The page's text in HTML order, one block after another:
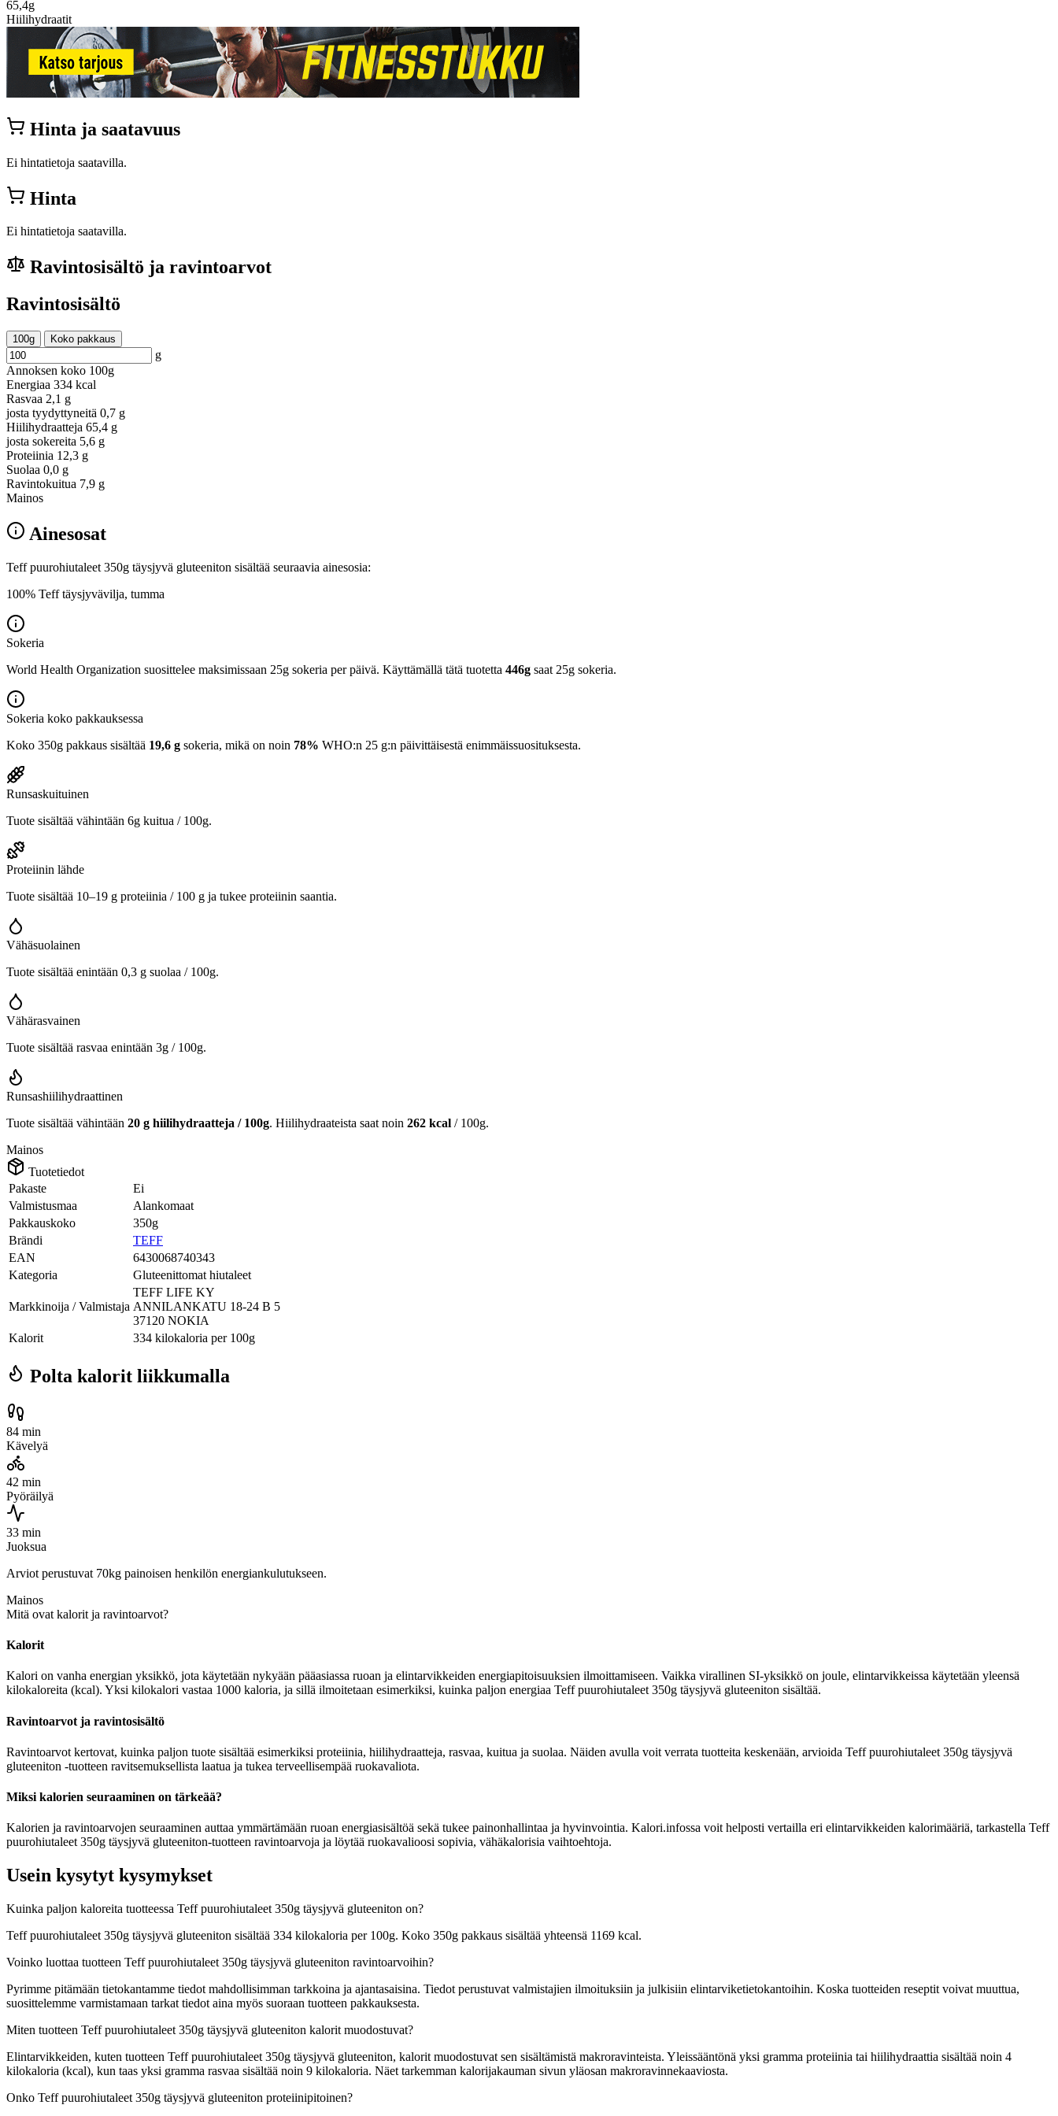
65,4g
Hiilihydraatit
Hinta ja saatavuus
Ei hintatietoja saatavilla.
Hinta
Ei hintatietoja saatavilla.
Ravintosisältö ja ravintoarvot
Ravintosisältö
100g Koko pakkaus
g
Annoksen koko 100g
Energiaa 334 kcal
Rasvaa 2,1 g
josta tyydyttyneitä 0,7 g
Hiilihydraatteja 65,4 g
josta sokereita 5,6 g
Proteiinia 12,3 g
Suolaa 0,0 g
Ravintokuitua 7,9 g
Mainos
Ainesosat
Teff puurohiutaleet 350g täysjyvä gluteeniton sisältää seuraavia ainesosia:
100% Teff täysjyvävilja, tumma
Sokeria
World Health Organization suosittelee maksimissaan 25g sokeria per päivä. Käyttämällä tätä tuotetta 446g saat 25g sokeria.
Sokeria koko pakkauksessa
Koko 350g pakkaus sisältää 19,6 g sokeria, mikä on noin 78% WHO:n 25 g:n päivittäisestä enimmäissuosituksesta.
Runsaskuituinen
Tuote sisältää vähintään 6g kuitua / 100g.
Proteiinin lähde
Tuote sisältää 10–19 g proteiinia / 100 g ja tukee proteiinin saantia.
Vähäsuolainen
Tuote sisältää enintään 0,3 g suolaa / 100g.
Vähärasvainen
Tuote sisältää rasvaa enintään 3g / 100g.
Runsashiilihydraattinen
Tuote sisältää vähintään 20 g hiilihydraatteja / 100g. Hiilihydraateista saat noin 262 kcal / 100g.
Mainos
Tuotetiedot
Pakaste
Ei
Valmistusmaa
Alankomaat
Pakkauskoko
350g
Brändi
TEFF
EAN
6430068740343
Kategoria
Gluteenittomat hiutaleet
Markkinoija / Valmistaja
TEFF LIFE KY
ANNILANKATU 18-24 B 5
37120 NOKIA
Kalorit
334 kilokaloria per 100g
Polta kalorit liikkumalla
84 min
Kävelyä
42 min
Pyöräilyä
33 min
Juoksua
Arviot perustuvat 70kg painoisen henkilön energiankulutukseen.
Mainos
Mitä ovat kalorit ja ravintoarvot?
Kalorit
Kalori on vanha energian yksikkö, jota käytetään nykyään pääasiassa ruoan ja elintarvikkeiden energiapitoisuuksien ilmoittamiseen. Vaikka virallinen SI-yksikkö on joule, elintarvikkeissa käytetään yleensä
kilokaloreita (kcal). Yksi kilokalori vastaa 1000 kaloria, ja sillä ilmoitetaan esimerkiksi, kuinka paljon energiaa Teff puurohiutaleet 350g täysjyvä gluteeniton sisältää.
Ravintoarvot ja ravintosisältö
Ravintoarvot kertovat, kuinka paljon tuote sisältää esimerkiksi proteiinia, hiilihydraatteja, rasvaa, kuitua ja suolaa. Näiden avulla voit verrata tuotteita keskenään, arvioida Teff puurohiutaleet 350g täysjyvä
gluteeniton -tuotteen ravitsemuksellista laatua ja tukea terveellisempää ruokavaliota.
Miksi kalorien seuraaminen on tärkeää?
Kalorien ja ravintoarvojen seuraaminen auttaa ymmärtämään ruoan energiasisältöä sekä tukee painonhallintaa ja hyvinvointia. Kalori.infossa voit helposti vertailla eri elintarvikkeiden kalorimääriä, tarkastella Teff
puurohiutaleet 350g täysjyvä gluteeniton-tuotteen ravintoarvoja ja löytää ruokavalioosi sopivia, vähäkalorisia vaihtoehtoja.
Usein kysytyt kysymykset
Kuinka paljon kaloreita tuotteessa Teff puurohiutaleet 350g täysjyvä gluteeniton on?
Teff puurohiutaleet 350g täysjyvä gluteeniton sisältää 334 kilokaloria per 100g. Koko 350g pakkaus sisältää yhteensä 1169 kcal.
Voinko luottaa tuotteen Teff puurohiutaleet 350g täysjyvä gluteeniton ravintoarvoihin?
Pyrimme pitämään tietokantamme tiedot mahdollisimman tarkkoina ja ajantasaisina. Tiedot perustuvat valmistajien ilmoituksiin ja julkisiin elintarviketietokantoihin. Koska tuotteiden reseptit voivat muuttua,
suosittelemme varmistamaan tarkat tiedot aina myös suoraan tuotteen pakkauksesta.
Miten tuotteen Teff puurohiutaleet 350g täysjyvä gluteeniton kalorit muodostuvat?
Elintarvikkeiden, kuten tuotteen Teff puurohiutaleet 350g täysjyvä gluteeniton, kalorit muodostuvat sen sisältämistä makroravinteista. Yleissääntönä yksi gramma proteiinia tai hiilihydraattia sisältää noin 4
kilokaloria (kcal), kun taas yksi gramma rasvaa sisältää noin 9 kilokaloria. Näet tarkemman kalorijakauman sivun yläosan makroravinnekaaviosta.
Onko Teff puurohiutaleet 350g täysjyvä gluteeniton proteiinipitoinen?